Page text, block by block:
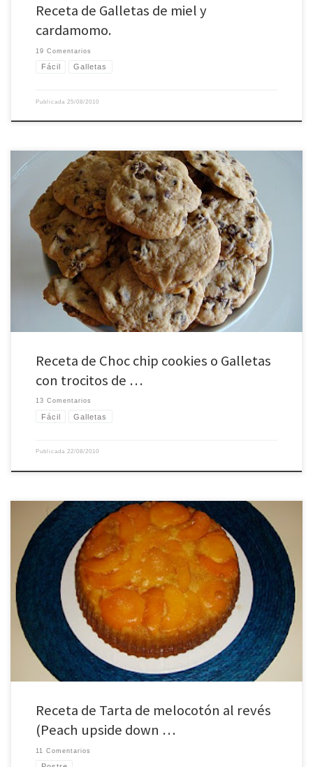
Receta de Galletas de miel y
cardamomo.
19 Comentarios
Fácil Galletas
Publicada 25/08/2010
Galletas con trocitos de chocolate. Estas son las típicas galletas facilísimas
de hacer y que a (casi) todo el mundo gustan. Unas galletas que pueden
comerse recién hechas (ojo con no quemarse!!) y que aguantan hasta 4 días
en un recipiente bien cerrado (si es que no desaparecen antes!).
Ingredientes […]
Receta de Choc chip cookies o Galletas
con trocitos de …
13 Comentarios
Fácil Galletas
Publicada 22/08/2010
Tarta de melocotón al revés (Peach upside down cake) o Pastel de
melocotones al caramelo. Esta receta me llamó la atención en cuanto la vi en
mi nuevo libro de recetas para el horno, y ha sido la primera que he probado.
El resultado es un bizcocho muy rico y […]
Receta de Tarta de melocotón al revés
(Peach upside down …
11 Comentarios